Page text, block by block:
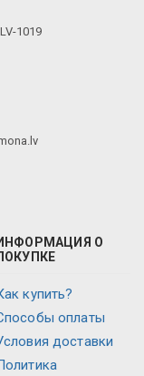
1019
О
купить?
оплаты
доставки